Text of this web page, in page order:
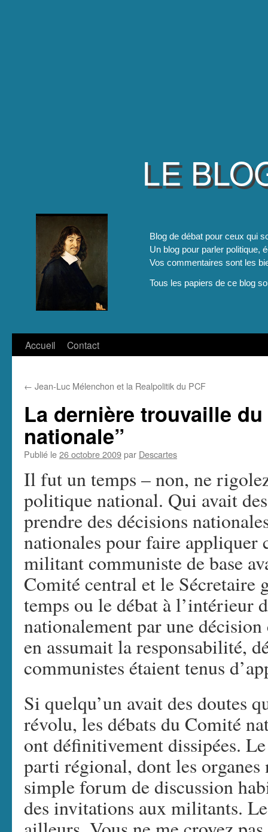
LE
Blog de débat pour ceux qui
Un blog pour parler politique,
Vos commentaires sont les
Tous les papiers de ce blog
Aller
contenu
Accueil Contact
← Jean-Luc Mélenchon et la Realpolitik du PCF
La dernière trouvaille
nationale”
Publié le26 octobre 2009par Descartes
Il fut un temps – non, ne
politique national. Qui avait
prendre des décisions
nationales pour faire appliquer
militant communiste de base
Comité central et le Sécretaire
temps ou le débat à l’intérieur
nationalement par une
en assumait la responsabilité,
communistes étaient tenus
Si quelqu’un avait des doutes
révolu, les débats du Comité
ont définitivement dissipées.
parti régional, dont les
simple forum de discussion
des invitations aux militants.